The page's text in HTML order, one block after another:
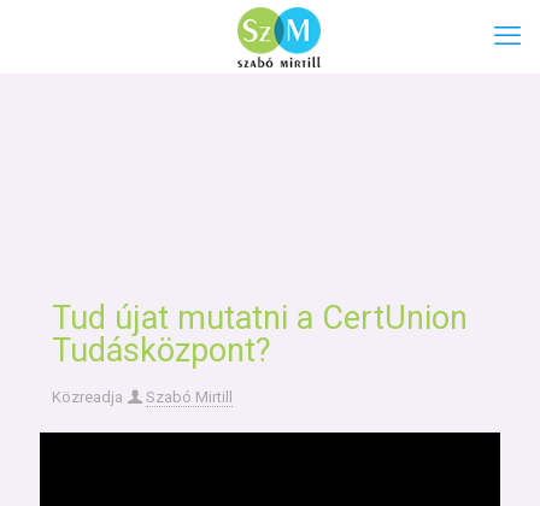
Tud újat mutatni a CertUnion
Tudásközpont?
Közreadja Szabó Mirtill